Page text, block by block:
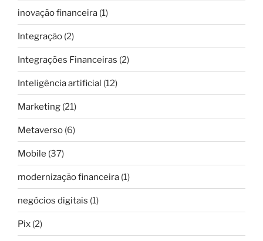
inovação financeira (1)
Integração (2)
Integrações Financeiras (2)
Inteligência artificial (12)
Marketing (21)
Metaverso (6)
Mobile (37)
modernização financeira (1)
negócios digitais (1)
Pix (2)